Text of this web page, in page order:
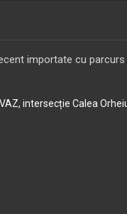
importate cu parcurs
intersecție Calea